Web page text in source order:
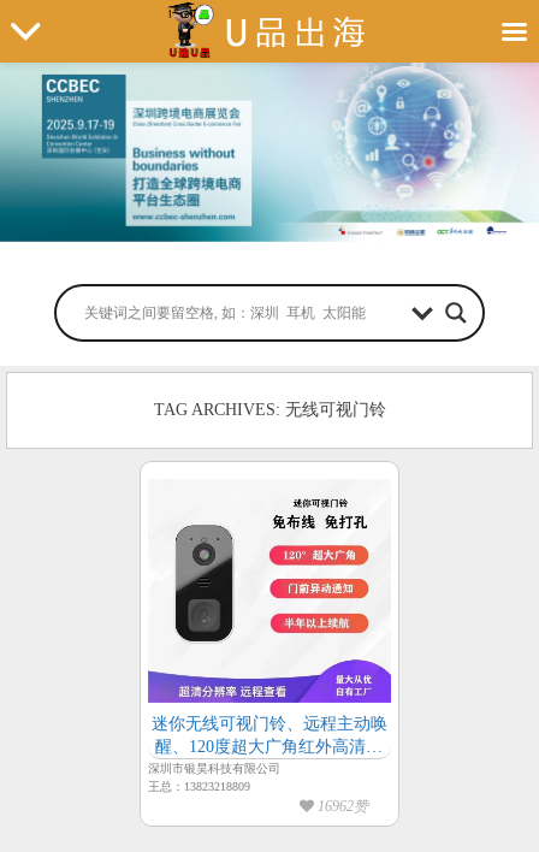
TAG ARCHIVES: 无线可视门铃
迷你无线可视门铃、远程主动唤
醒、120度超大广角红外高清夜
视超清分辨率、免布线半年超长
深圳市银昊科技有限公司
王总：13823218809
16962赞